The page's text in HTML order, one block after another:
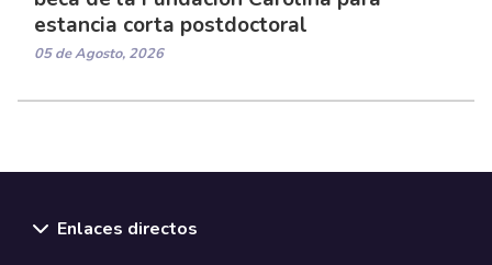
estancia corta postdoctoral
05 de Agosto, 2026
Enlaces directos